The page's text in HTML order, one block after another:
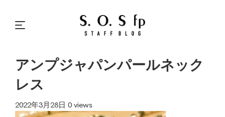
アンプジャパンパールネック
レス
2022年3月28日 0 views